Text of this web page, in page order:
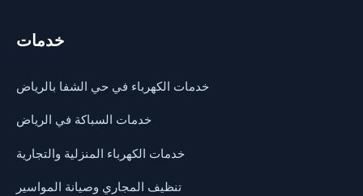
خدمات
خدمات الكهرباء في حي الشفا بالرياض
خدمات السباكة في الرياض
خدمات الكهرباء المنزلية والتجارية
تنظيف المجاري وصيانة المواسير